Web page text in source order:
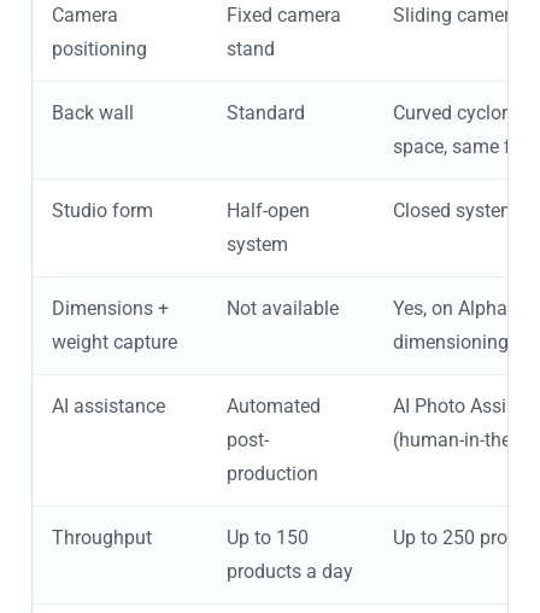
Camera
positioning
Fixed camera
stand
Sliding camera
Back wall Standard
Curved
space, same
Studio form
Half-open
system
Closed system
Dimensions +
weight capture
Not available
Yes, on
dimensioning +
AI assistance
Automated
post-
production
AI Photo
(human-in-the-
Throughput
Up to 150
products a day
Up to 250